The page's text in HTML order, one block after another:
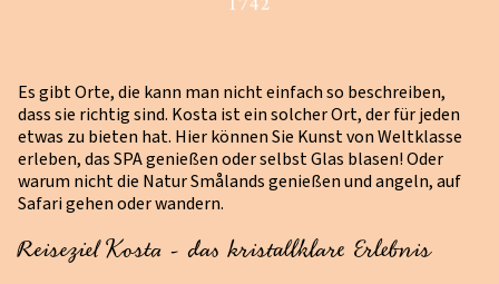
Es gibt Orte, die kann man nicht einfach so beschreiben,
dass sie richtig sind. Kosta ist ein solcher Ort, der für jeden
etwas zu bieten hat. Hier können Sie Kunst von Weltklasse
erleben, das SPA genießen oder selbst Glas blasen! Oder
warum nicht die Natur Smålands genießen und angeln, auf
Safari gehen oder wandern.
Reiseziel Kosta - das kristallklare Erlebnis